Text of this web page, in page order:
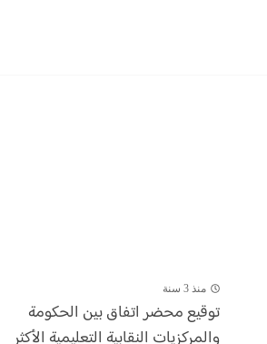
منذ 3 سنة
توقيع محضر اتفاق بين الحكومة
والمركزيات النقابية التعليمية الأكثر